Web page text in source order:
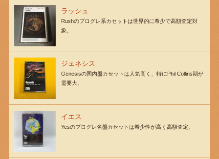
ラッシュ
Rushのプログレ系カセットは世界的に希少で高額査定対
象。
ジェネシス
Genesisの国内盤カセットは人気高く、特にPhil Collins期が
需要大。
イエス
Yesのプログレ名盤カセットは希少性が高く高額査定。